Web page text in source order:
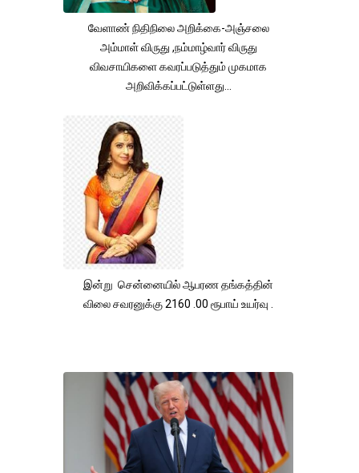
வேளாண் நிதிநிலை அறிக்கை-அஞ்சலை
அம்மாள் விருது ,நம்மாழ்வார் விருது
விவசாயிகளை கவரப்படுத்தும் முகமாக
அறிவிக்கப்பட்டுள்ளது...
இன்று சென்னையில் ஆபரண தங்கத்தின்
விலை சவரனுக்கு 2160 .00 ரூபாய் உயர்வு .